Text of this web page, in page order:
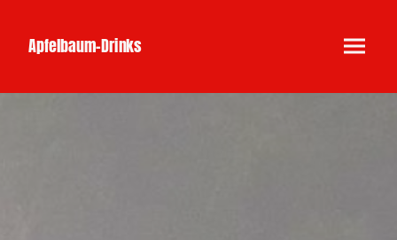
Apfelbaum-Drinks